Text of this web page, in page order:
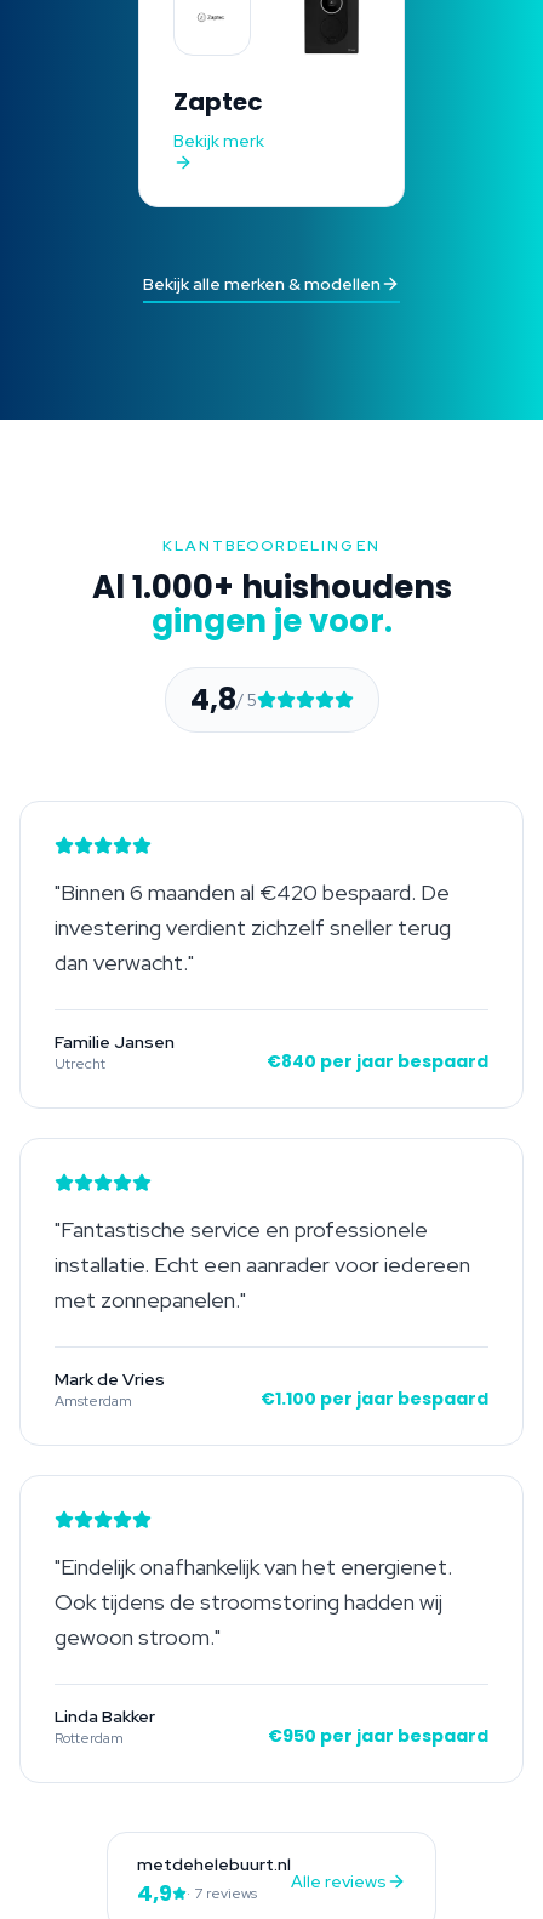
Zaptec
Bekijk merk
Bekijk alle merken & modellen
KLANTBEOORDELINGEN
Al 1.000+ huishoudens
gingen je voor.
4,8/ 5
"Binnen 6 maanden al €420 bespaard. De
investering verdient zichzelf sneller terug
dan verwacht."
Familie Jansen
Utrecht €840 per jaar bespaard
"Fantastische service en professionele
installatie. Echt een aanrader voor iedereen
met zonnepanelen."
Mark de Vries
Amsterdam €1.100 per jaar bespaard
"Eindelijk onafhankelijk van het energienet.
Ook tijdens de stroomstoring hadden wij
gewoon stroom."
Linda Bakker
Rotterdam €950 per jaar bespaard
metdehelebuurt.nl
4,9 · 7 reviews
Alle reviews